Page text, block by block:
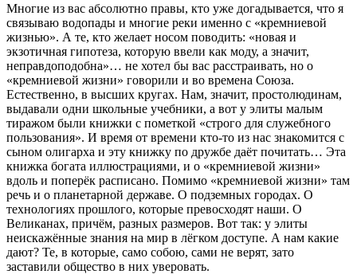
Многие из вас абсолютно правы, кто уже догадывается, что я
связываю водопады и многие реки именно с «кремниевой
жизнью». А те, кто желает носом поводить: «новая и
экзотичная гипотеза, которую ввели как моду, а значит,
неправдоподобна»… не хотел бы вас расстраивать, но о
«кремниевой жизни» говорили и во времена Союза.
Естественно, в высших кругах. Нам, значит, простолюдинам,
выдавали одни школьные учебники, а вот у элиты малым
тиражом были книжки с пометкой «строго для служебного
пользования». И время от времени кто-то из нас знакомится с
сыном олигарха и эту книжку по дружбе даёт почитать… Эта
книжка богата иллюстрациями, и о «кремниевой жизни»
вдоль и поперёк расписано. Помимо «кремниевой жизни» там
речь и о планетарной державе. О подземных городах. О
технологиях прошлого, которые превосходят наши. О
Великанах, причём, разных размеров. Вот так: у элиты
неискажённые знания на мир в лёгком доступе. А нам какие
дают? Те, в которые, само собою, сами не верят, зато
заставили общество в них уверовать.